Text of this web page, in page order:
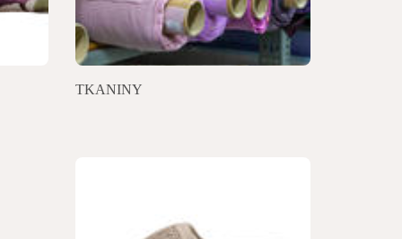
TKANINY